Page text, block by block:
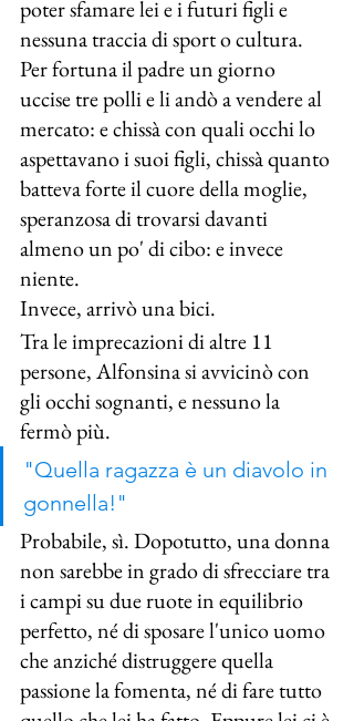
poter sfamare lei e i futuri figli e
nessuna traccia di sport o cultura.
Per fortuna il padre un giorno
uccise tre polli e li andò a vendere al
mercato: e chissà con quali occhi lo
aspettavano i suoi figli, chissà quanto
batteva forte il cuore della moglie,
speranzosa di trovarsi davanti
almeno un po' di cibo: e invece
niente.
Invece, arrivò una bici.
Tra le imprecazioni di altre 11
persone, Alfonsina si avvicinò con
gli occhi sognanti, e nessuno la
fermò più.
"Quella ragazza è un diavolo in
gonnella!"
Probabile, sì. Dopotutto, una donna
non sarebbe in grado di sfrecciare tra
i campi su due ruote in equilibrio
perfetto, né di sposare l'unico uomo
che anziché distruggere quella
passione la fomenta, né di fare tutto